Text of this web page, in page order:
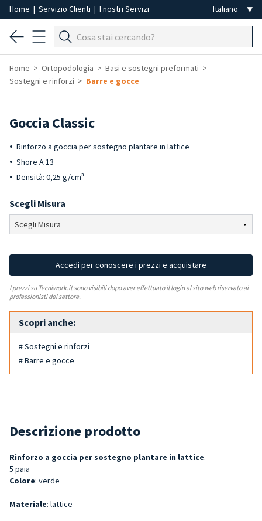
Home | Servizio Clienti | I nostri Servizi
Home Ortopodologia
Basi e sostegni preformati
Sostegni e rinforzi
Barre e gocce
Goccia Classic
Rinforzo a goccia per sostegno plantare in lattice
Shore A 13
Densità: 0,25 g/cm³
Scegli Misura
Accedi per conoscere i prezzi e acquistare
I prezzi su Tecniwork.it sono visibili dopo aver effettuato il login al sito web riservato ai
professionisti del settore.
Scopri anche:
# Sostegni e rinforzi
# Barre e gocce
Descrizione prodotto
Rinforzo a goccia per sostegno plantare in lattice.
5 paia
Colore: verde
Materiale: lattice